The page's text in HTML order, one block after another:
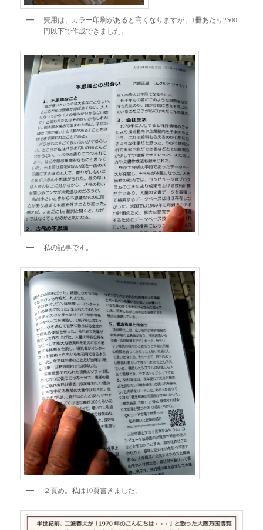
費用は、カラー印刷があると高くなりますが、1冊あたり2500
円以下で作成できました。
私の記事です。
２頁め。私は10頁書きました。